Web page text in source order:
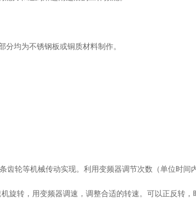
均为不锈钢板或铜质材料制作。
轮等机械传动实现。利用变频器调节次数（单位时间
转，用变频器调速，调整合适的转速。可以正反转，